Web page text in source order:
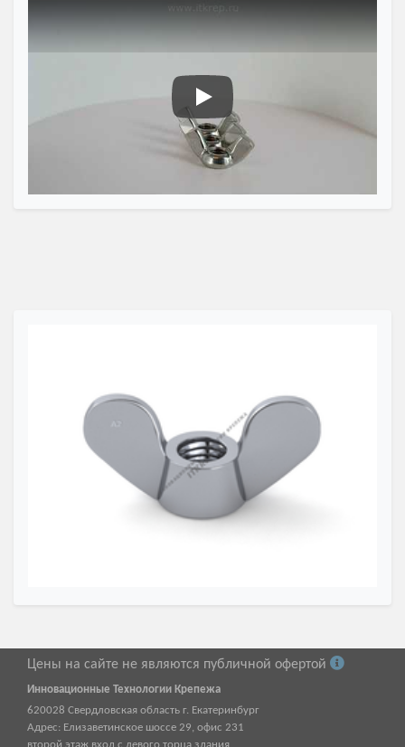
Гайка барашковая
Цены на сайте не являются публичной офертой
Инновационные Технологии Крепежа
620028 Свердловская область г. Екатеринбург
Адрес: Елизаветинское шоссе 29, офис 231